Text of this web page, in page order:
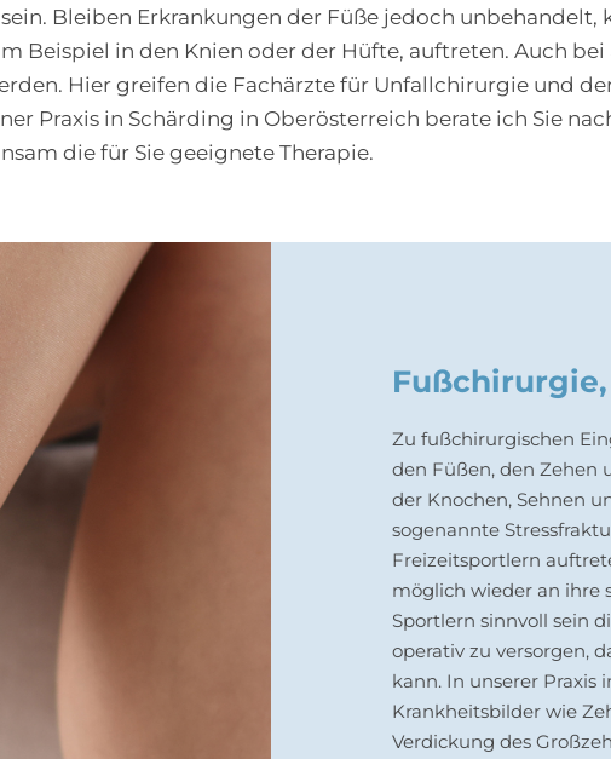
Bleiben Erkrankungen der Füße jedoch
Beispiel in den Knien oder der Hüfte, auftreten. Auch
Hier greifen die Fachärzte für Unfallchirurgie und
Praxis in Schärding in Oberösterreich berate ich Sie
die für Sie geeignete Therapie.
Zu fußchirurgischen
den Füßen, den Zehen
der Knochen, Sehnen
sogenannte
Freizeitsportlern
möglich wieder an ihre
Sportlern sinnvoll sein
operativ zu versorgen,
kann. In unserer Praxis
Krankheitsbilder wie
Verdickung des